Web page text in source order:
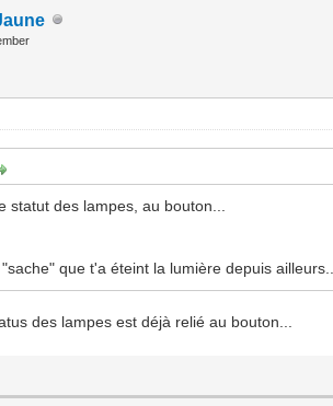
statut des lampes, au bouton...
que t'a éteint la lumière depuis ailleurs...
des lampes est déjà relié au bouton...